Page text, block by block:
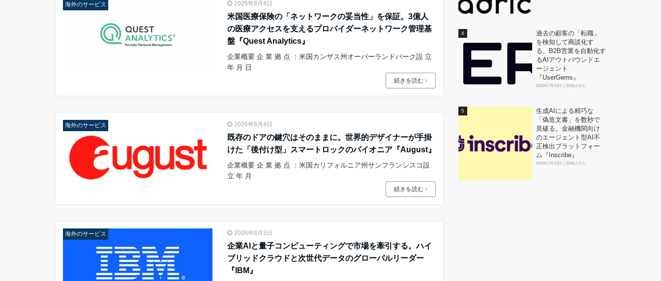
海外のサービス 2026年8月4日
米国医療保険の「ネットワークの妥当性」を保証。3億人
の医療アクセスを支えるプロバイダーネットワーク管理基
盤『Quest Analytics』
企業概要 企 業 拠 点 ：米国カンザス州オーバーランドパーク設 立
年 月 日
続きを読む
海外のサービス 2026年8月4日
既存のドアの鍵穴はそのままに。世界的デザイナーが手掛
けた「後付け型」スマートロックのパイオニア『August』
企業概要 企 業 拠 点 ：米国カリフォルニア州サンフランシスコ設
立 年 月
続きを読む
海外のサービス 2026年8月3日
企業AIと量子コンピューティングで市場を牽引する。ハイ
ブリッドクラウドと次世代データのグローバルリーダー
『IBM』
過去の顧客の「転職」
を検知して商談化す
る。B2B営業を自動化す
るAIアウトバウンドエ
ージェント
『UserGems』
2026年7月23日 に投稿された
生成AIによる精巧な
「偽造文書」を数秒で
見破る。金融機関向け
のエージェント型AI不
正検出プラットフォー
ム『Inscribe』
2026年7月13日 に投稿された